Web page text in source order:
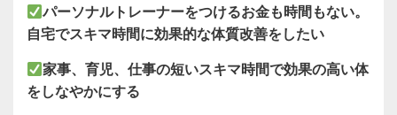
パーソナルトレーナーをつけるお金も時間もない。
自宅でスキマ時間に効果的な体質改善をしたい
家事、育児、仕事の短いスキマ時間で効果の高い体
をしなやかにする